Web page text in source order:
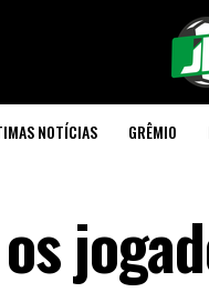
NOTÍCIAS GRÊMIO